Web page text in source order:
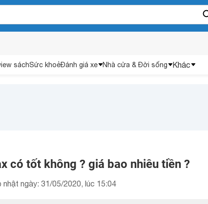
sáchSức khoẻĐánh giá xe Nhà cửa & Đời sống Khác
có tốt không ? giá bao nhiêu tiền ?
nhật ngày: 31/05/2020, lúc 15:04